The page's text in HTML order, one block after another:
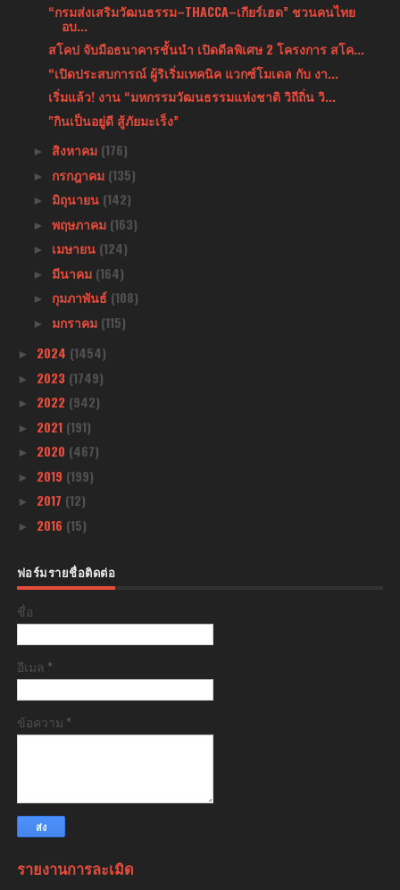
“กรมส่งเสริมวัฒนธรรม–THACCA–เกียร์เฮด” ชวนคนไทย
อบ...
สโคป จับมือธนาคารชั้นนำ เปิดดีลพิเศษ 2 โครงการ สโค...
“เปิดประสบการณ์ ผู้ริเริ่มเทคนิค แวกซ์โมเดล กับ งา...
เริ่มแล้ว! งาน “มหกรรมวัฒนธรรมแห่งชาติ วิถีถิ่น วิ...
"กินเป็นอยู่ดี สู้ภัยมะเร็ง”
► สิงหาคม (176)
► กรกฎาคม (135)
► มิถุนายน (142)
► พฤษภาคม (163)
► เมษายน (124)
► มีนาคม (164)
► กุมภาพันธ์ (108)
► มกราคม (115)
► 2024 (1454)
► 2023 (1749)
► 2022 (942)
► 2021 (191)
► 2020 (467)
► 2019 (199)
► 2017 (12)
► 2016 (15)
ฟอร์มรายชื่อติดต่อ
ชื่อ
อีเมล *
ข้อความ *
รายงานการละเมิด